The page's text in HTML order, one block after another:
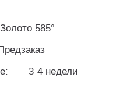
Золото 585°
3-4 недели